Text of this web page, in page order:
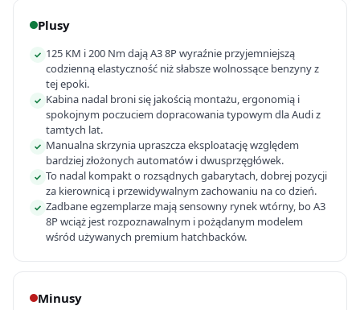
Plusy
✓ 125 KM i 200 Nm dają A3 8P wyraźnie przyjemniejszą
codzienną elastyczność niż słabsze wolnossące benzyny z
tej epoki.
✓ Kabina nadal broni się jakością montażu, ergonomią i
spokojnym poczuciem dopracowania typowym dla Audi z
tamtych lat.
✓ Manualna skrzynia upraszcza eksploatację względem
bardziej złożonych automatów i dwusprzęgłówek.
✓ To nadal kompakt o rozsądnych gabarytach, dobrej pozycji
za kierownicą i przewidywalnym zachowaniu na co dzień.
✓ Zadbane egzemplarze mają sensowny rynek wtórny, bo A3
8P wciąż jest rozpoznawalnym i pożądanym modelem
wśród używanych premium hatchbacków.
Minusy